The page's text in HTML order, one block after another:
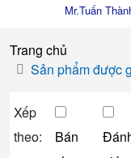
Mr.Tuấn
Trang chủ
Sản phẩm được
Xếp
theo:
Bán